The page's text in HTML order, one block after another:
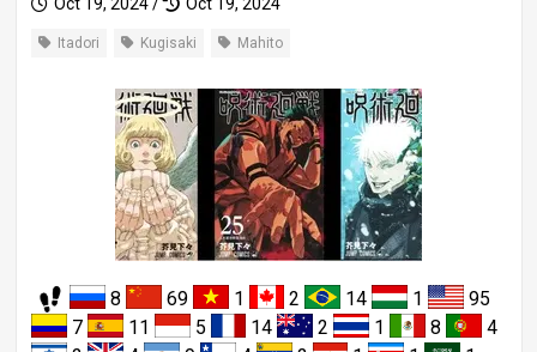
Itadori Kugisaki Mahito
8 69 1 2 14 1
95
7
11 5 14 2 1 8
4